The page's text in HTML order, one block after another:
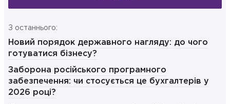
З останнього:
Новий порядок державного нагляду: до чого
готуватися бізнесу?
Заборона російського програмного
забезпечення: чи стосується це бухгалтерів у
2026 році?